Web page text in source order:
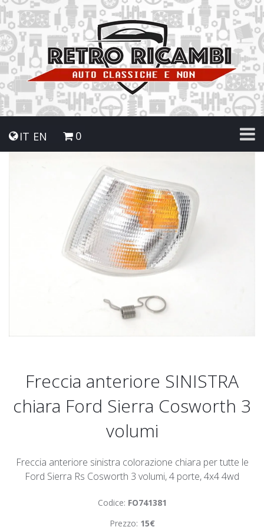
IT EN 0
Freccia anteriore SINISTRA
chiara Ford Sierra Cosworth 3
volumi
Freccia anteriore sinistra colorazione chiara per tutte le
Ford Sierra Rs Cosworth 3 volumi, 4 porte, 4x4 4wd
Codice: FO741381
Prezzo: 15€